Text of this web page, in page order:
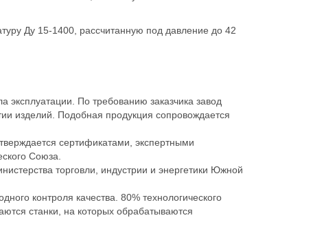
Ду 15-1400, рассчитанную под давление до 42
эксплуатации. По требованию заказчика завод
изделий. Подобная продукция сопровождается
сертификатами, экспертными
Союза.
торговли, индустрии и энергетики Южной
контроля качества. 80% технологического
станки, на которых обрабатываются